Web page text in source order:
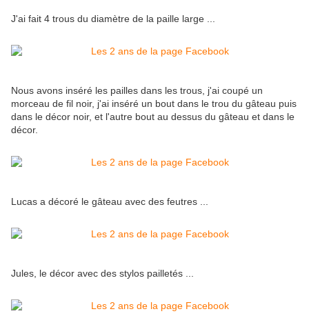
J'ai fait 4 trous du diamètre de la paille large ...
Nous avons inséré les pailles dans les trous, j'ai coupé un
morceau de fil noir, j'ai inséré un bout dans le trou du gâteau puis
dans le décor noir, et l'autre bout au dessus du gâteau et dans le
décor.
Lucas a décoré le gâteau avec des feutres ...
Jules, le décor avec des stylos pailletés ...